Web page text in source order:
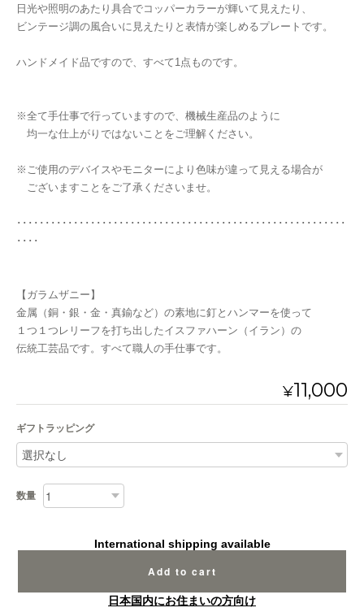
日光や照明のあたり具合でコッパーカラーが輝いて見えたり、
ビンテージ調の風合いに見えたりと表情が楽しめるプレートです。
ハンドメイド品ですので、すべて1点ものです。
※全て手仕事で行っていますので、機械生産品のように
均一な仕上がりではないことをご理解ください。
※ご使用のデバイスやモニターにより色味が違って見える場合が
ございますことをご了承くださいませ。
･･････････････････････････････････････････････････････････
････
【ガラムザニー】
金属（銅・銀・金・真鍮など）の素地に釘とハンマーを使って
１つ１つレリーフを打ち出したイスファハーン（イラン）の
伝統工芸品です。すべて職人の手仕事です。
¥11,000
ギフトラッピング
数量
International shipping available
Add to cart
日本国内にお住まいの方向け